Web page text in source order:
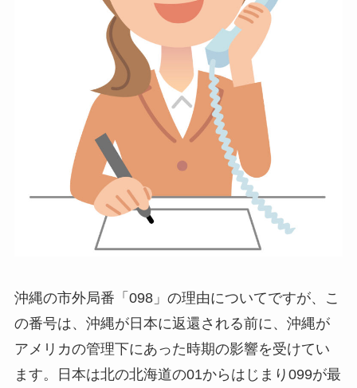
沖縄の市外局番「098」の理由についてですが、こ
の番号は、沖縄が日本に返還される前に、沖縄が
アメリカの管理下にあった時期の影響を受けてい
ます。日本は北の北海道の01からはじまり099が最